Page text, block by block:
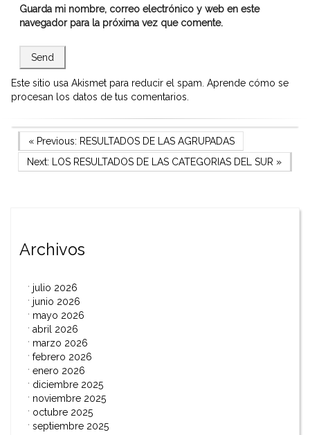
Guarda mi nombre, correo electrónico y web en este
navegador para la próxima vez que comente.
Este sitio usa Akismet para reducir el spam. Aprende cómo se
procesan los datos de tus comentarios.
Navegación
de
Previous Post
« Previous: RESULTADOS DE LAS AGRUPADAS
Next Post
Next: LOS RESULTADOS DE LAS CATEGORIAS DEL SUR »
Archivos
julio 2026
junio 2026
mayo 2026
abril 2026
marzo 2026
febrero 2026
enero 2026
diciembre 2025
noviembre 2025
octubre 2025
septiembre 2025